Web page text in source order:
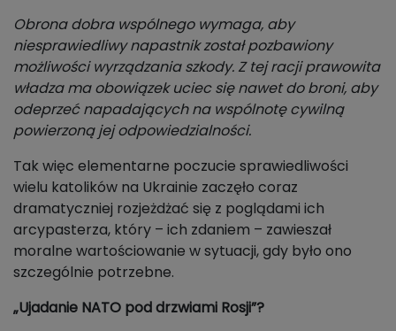
Obrona dobra wspólnego wymaga, aby
niesprawiedliwy napastnik został pozbawiony
możliwości wyrządzania szkody. Z tej racji prawowita
władza ma obowiązek uciec się nawet do broni, aby
odeprzeć napadających na wspólnotę cywilną
powierzoną jej odpowiedzialności.
Tak więc elementarne poczucie sprawiedliwości
wielu katolików na Ukrainie zaczęło coraz
dramatyczniej rozjeżdżać się z poglądami ich
arcypasterza, który – ich zdaniem – zawieszał
moralne wartościowanie w sytuacji, gdy było ono
szczególnie potrzebne.
„Ujadanie NATO pod drzwiami Rosji”?